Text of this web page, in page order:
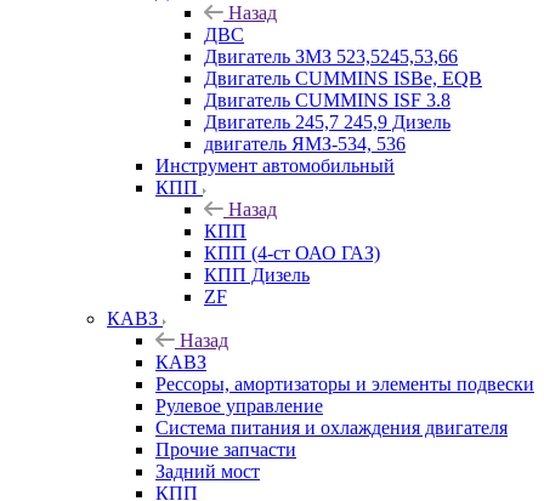
Назад
ДВС
Двигатель ЗМЗ 523,5245,53,66
Двигатель CUMMINS ISBe, EQB
Двигатель CUMMINS ISF 3.8
Двигатель 245,7 245,9 Дизель
двигатель ЯМЗ-534, 536
Инструмент автомобильный
КПП
Назад
КПП
КПП (4-ст ОАО ГАЗ)
КПП Дизель
ZF
КАВЗ
Назад
КАВЗ
Рессоры, амортизаторы и элементы подвески
Рулевое управление
Система питания и охлаждения двигателя
Прочие запчасти
Задний мост
КПП